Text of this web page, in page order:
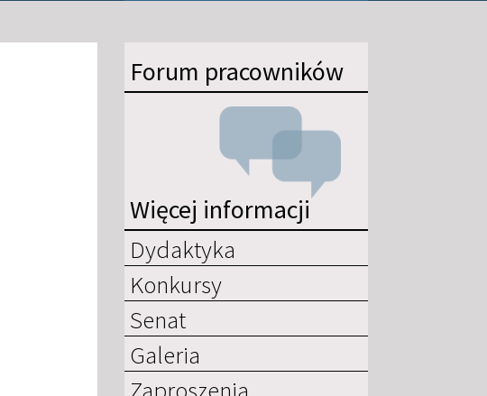
Forum pracowników
Więcej informacji
Dydaktyka
Konkursy
Senat
Galeria
Zaproszenia